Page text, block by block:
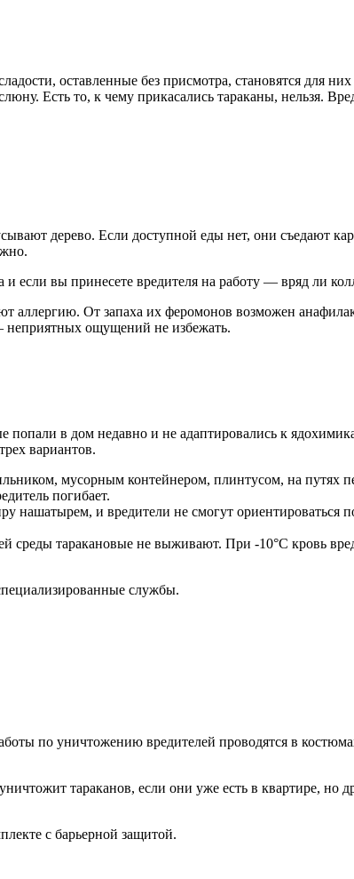
оставленные без присмотра, становятся для
Есть то, к чему прикасались тараканы, нельзя.
дерево. Если доступной еды нет, они съедают
если вы принесете вредителя на работу — вряд ли
аллергию. От запаха их феромонов возможен
неприятных ощущений не избежать.
попали в дом недавно и не адаптировались к
вариантов.
мусорным контейнером, плинтусом, на путях
погибает.
и вредители не смогут ориентироваться
таракановые не выживают. При -10°C кровь
службы.
по уничтожению вредителей проводятся в
тараканов, если они уже есть в квартире, но
с барьерной защитой.